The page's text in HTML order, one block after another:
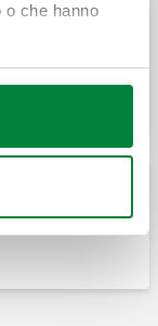
o che hanno
di